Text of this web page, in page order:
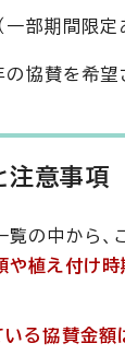
一部期間限
の協賛を希望
注意事項
覧の中から、
や植え付け時
いる協賛金額